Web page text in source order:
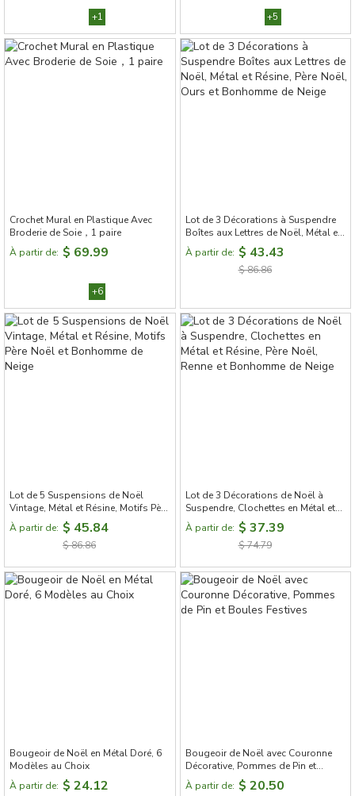
+1
+5
Crochet Mural en Plastique Avec
Broderie de Soie，1 paire
À partir de: $ 69.99
+6
Lot de 3 Décorations à Suspendre
Boîtes aux Lettres de Noël, Métal et
Résine, Père Noël, Ours et
Bonhomme de Neige
À partir de: $ 43.43
$ 86.86
Lot de 5 Suspensions de Noël
Vintage, Métal et Résine, Motifs Père
Noël et Bonhomme de Neige
À partir de: $ 45.84
$ 86.86
Lot de 3 Décorations de Noël à
Suspendre, Clochettes en Métal et
Résine, Père Noël, Renne et
Bonhomme de Neige
À partir de: $ 37.39
$ 74.79
Bougeoir de Noël en Métal Doré, 6
Modèles au Choix
À partir de: $ 24.12
Bougeoir de Noël avec Couronne
Décorative, Pommes de Pin et
Boules Festives
À partir de: $ 20.50